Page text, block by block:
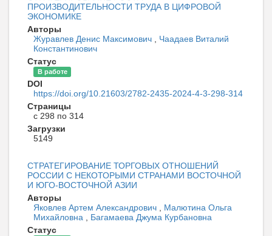
ПРОИЗВОДИТЕЛЬНОСТИ ТРУДА В ЦИФРОВОЙ
ЭКОНОМИКЕ
Авторы
Журавлев Денис Максимович
Чаадаев Виталий
Константинович
Статус
В работе
DOI
https://doi.org/10.21603/2782-2435-2024-4-3-298-314
Страницы
с 298 по 314
Загрузки
5149
СТРАТЕГИРОВАНИЕ ТОРГОВЫХ ОТНОШЕНИЙ
РОССИИ С НЕКОТОРЫМИ СТРАНАМИ ВОСТОЧНОЙ
И ЮГО-ВОСТОЧНОЙ АЗИИ
Авторы
Яковлев Артем Александрович
Малютина Ольга
Михайловна
Багамаева Джума Курбановна
Статус